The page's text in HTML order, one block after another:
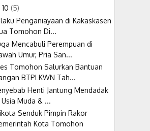
(5)
Penganiayaan di Kakaskasen
Tomohon Di...
Mencabuli Perempuan di
Umur, Pria San...
Tomohon Salurkan Bantuan
BTPLKWN Tah...
Henti Jantung Mendadak
Usia Muda & ...
Senduk Pimpin Rakor
Kota Tomohon